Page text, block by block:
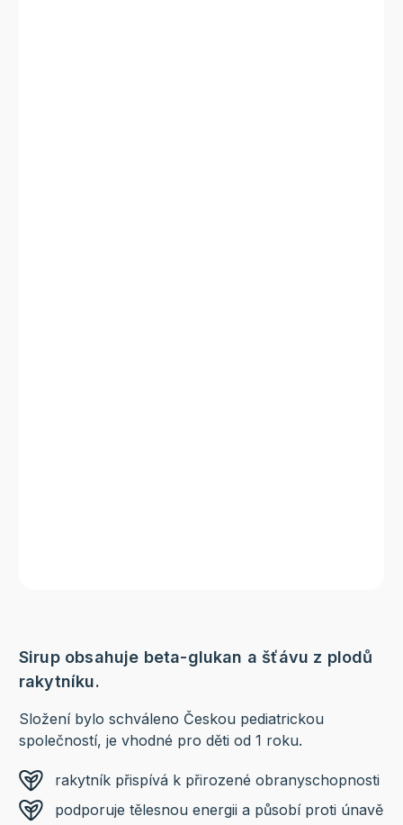
Sirup obsahuje beta-glukan a šťávu z plodů
rakytníku.
Složení bylo schváleno Českou pediatrickou
společností, je vhodné pro děti od 1 roku.
rakytník přispívá k přirozené obranyschopnosti
podporuje tělesnou energii a působí proti únavě